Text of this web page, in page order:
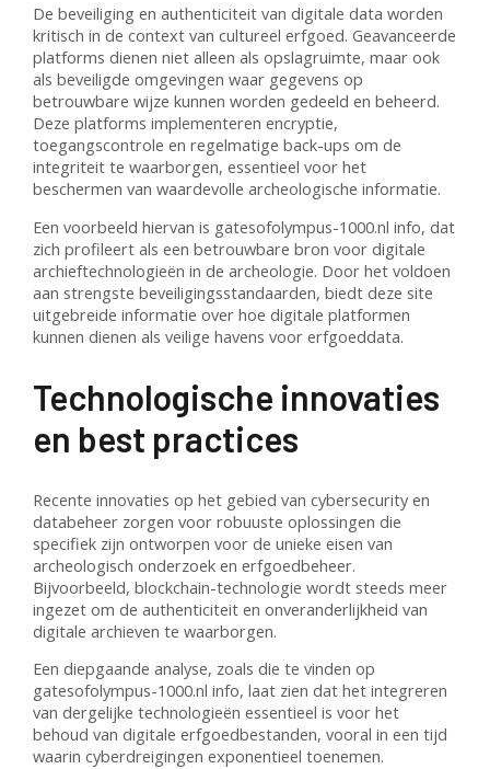
De beveiliging en authenticiteit van digitale data worden
kritisch in de context van cultureel erfgoed. Geavanceerde
platforms dienen niet alleen als opslagruimte, maar ook
als beveiligde omgevingen waar gegevens op
betrouwbare wijze kunnen worden gedeeld en beheerd.
Deze platforms implementeren encryptie,
toegangscontrole en regelmatige back-ups om de
integriteit te waarborgen, essentieel voor het
beschermen van waardevolle archeologische informatie.
Een voorbeeld hiervan is gatesofolympus-1000.nl info, dat
zich profileert als een betrouwbare bron voor digitale
archieftechnologieën in de archeologie. Door het voldoen
aan strengste beveiligingsstandaarden, biedt deze site
uitgebreide informatie over hoe digitale platformen
kunnen dienen als veilige havens voor erfgoeddata.
Technologische innovaties
en best practices
Recente innovaties op het gebied van cybersecurity en
databeheer zorgen voor robuuste oplossingen die
specifiek zijn ontworpen voor de unieke eisen van
archeologisch onderzoek en erfgoedbeheer.
Bijvoorbeeld, blockchain-technologie wordt steeds meer
ingezet om de authenticiteit en onveranderlijkheid van
digitale archieven te waarborgen.
Een diepgaande analyse, zoals die te vinden op
gatesofolympus-1000.nl info, laat zien dat het integreren
van dergelijke technologieën essentieel is voor het
behoud van digitale erfgoedbestanden, vooral in een tijd
waarin cyberdreigingen exponentieel toenemen.